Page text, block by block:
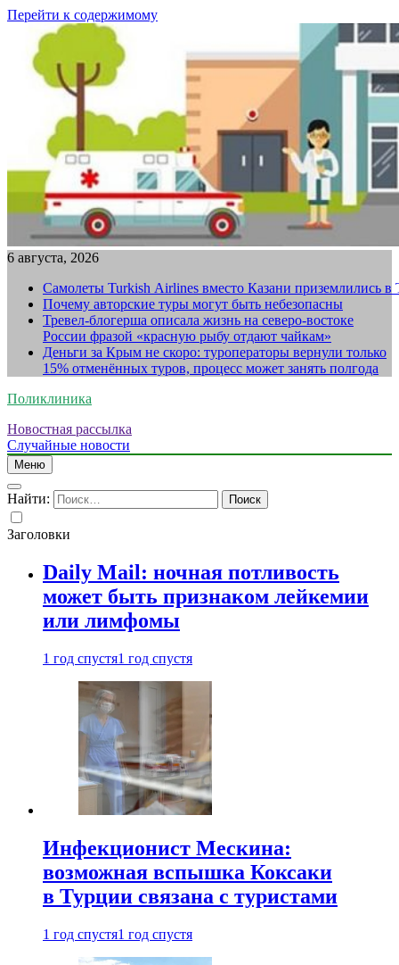
Перейти к содержимому
6 августа, 2026
Самолеты Turkish Airlines вместо Казани приземлились в
Почему авторские туры могут быть небезопасны
Тревел-блогерша описала жизнь на северо-востоке
России фразой «красную рыбу отдают чайкам»
Деньги за Крым не скоро: туроператоры вернули только
15% отменённых туров, процесс может занять полгода
Поликлиника
Новостная рассылка
Случайные новости
Меню
Найти:
Заголовки
Daily Mail: ночная потливость
может быть признаком лейкемии
или лимфомы
1 год спустя1 год спустя
Инфекционист Мескина:
возможная вспышка Коксаки
в Турции связана с туристами
1 год спустя1 год спустя